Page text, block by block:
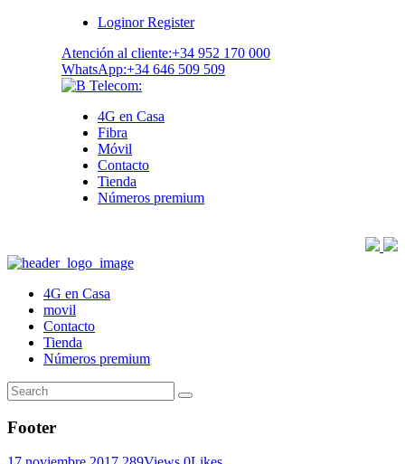
LoginorRegister
Atención al cliente:+34 952 170 000
WhatsApp:+34 646 509 509
4G en Casa
Fibra
Móvil
Contacto
Tienda
Números premium
4G en Casa
movil
Contacto
Tienda
Números premium
Footer